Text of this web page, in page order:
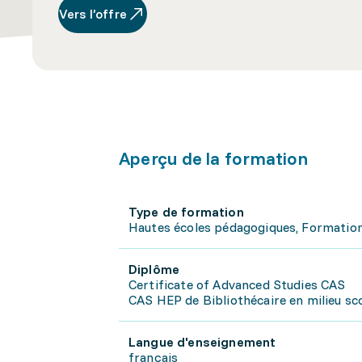
Vers l’offre
Aperçu de la formation
Type de formation
Hautes écoles pédagogiques,
Diplôme
Certificate of Advanced Studies CAS
CAS HEP de Bibliothécaire en milieu
Langue d'enseignement
français